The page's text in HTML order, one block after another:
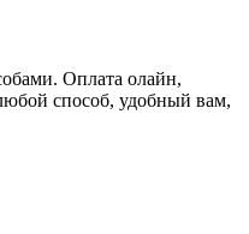
Оплата олайн,
способ, удобный вам,